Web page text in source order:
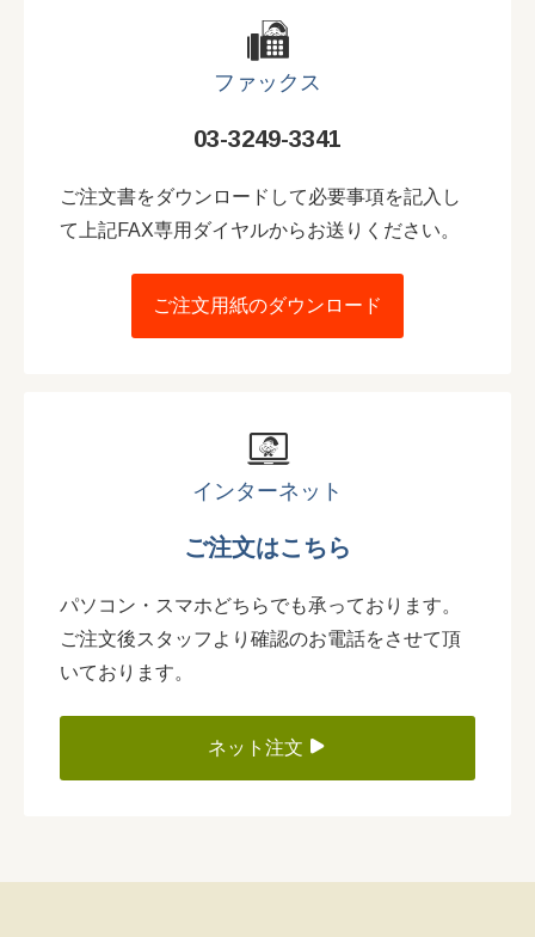
ファックス
03-3249-3341
ご注文書をダウンロードして必要事項を記入し
て上記FAX専用ダイヤルからお送りください。
ご注文用紙のダウンロード
インターネット
ご注文はこちら
パソコン・スマホどちらでも承っております。
ご注文後スタッフより確認のお電話をさせて頂
いております。
ネット注文